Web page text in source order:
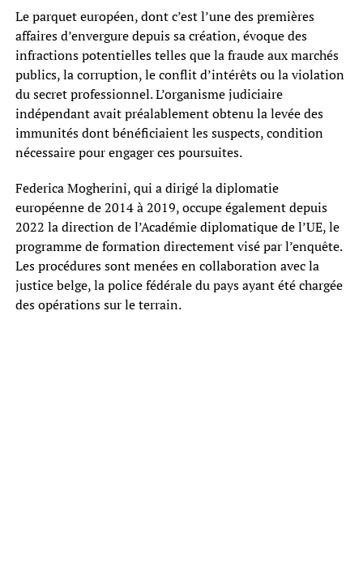
Le parquet européen, dont c’est l’une des premières
affaires d’envergure depuis sa création, évoque des
infractions potentielles telles que la fraude aux marchés
publics, la corruption, le conflit d’intérêts ou la violation
du secret professionnel. L’organisme judiciaire
indépendant avait préalablement obtenu la levée des
immunités dont bénéficiaient les suspects, condition
nécessaire pour engager ces poursuites.
Federica Mogherini, qui a dirigé la diplomatie
européenne de 2014 à 2019, occupe également depuis
2022 la direction de l’Académie diplomatique de l’UE, le
programme de formation directement visé par l’enquête.
Les procédures sont menées en collaboration avec la
justice belge, la police fédérale du pays ayant été chargée
des opérations sur le terrain.